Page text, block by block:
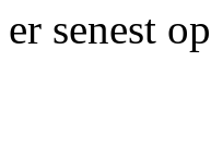
er senest